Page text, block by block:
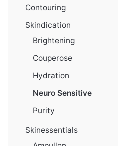
Contouring
Skindication
Brightening
Couperose
Hydration
Neuro Sensitive
Purity
Skinessentials